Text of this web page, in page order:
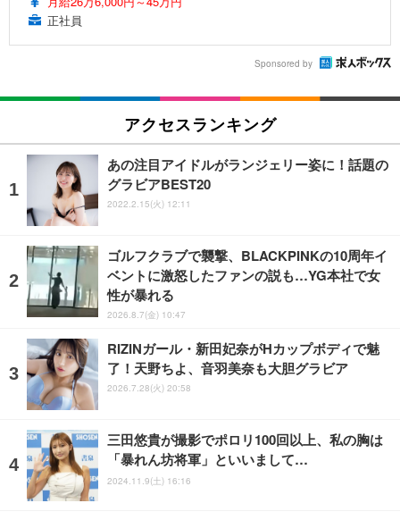
正社員
Sponsored by
アクセスランキング
あの注目アイドルがランジェリー姿に！話題の
グラビアBEST20
2022.2.15(火) 12:11
ゴルフクラブで襲撃、BLACKPINKの10周年イ
ベントに激怒したファンの説も…YG本社で女
性が暴れる
2026.8.7(金) 10:47
RIZINガール・新田妃奈がHカップボディで魅
了！天野ちよ、音羽美奈も大胆グラビア
2026.7.28(火) 20:58
三田悠貴が撮影でポロリ100回以上、私の胸は
「暴れん坊将軍」といいまして…
2024.11.9(土) 16:16